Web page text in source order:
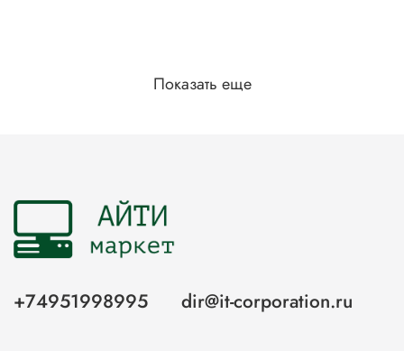
Показать еще
+74951998995 dir@it-corporation.ru